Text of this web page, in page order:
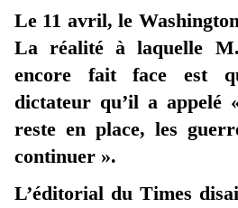
Le 11 avril, le
La réalité à laquelle
encore fait face est
dictateur qu’il a appelé
reste en place, les
continuer ».
L’éditorial du Times